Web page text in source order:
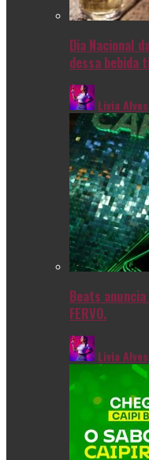
Dia Nacional
dessa bebida
Livia Alves
Beats
FERVO.
Livia Alves